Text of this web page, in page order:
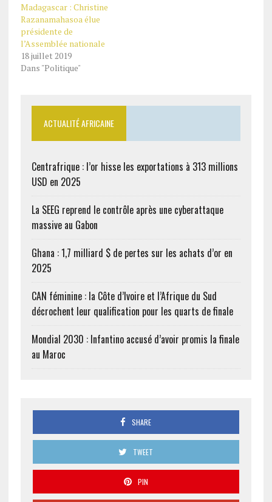
Madagascar : Christine
Razanamahasoa élue
présidente de
l’Assemblée nationale
18 juillet 2019
Dans "Politique"
ACTUALITÉ AFRICAINE
Centrafrique : l’or hisse les exportations à 313 millions
USD en 2025
La SEEG reprend le contrôle après une cyberattaque
massive au Gabon
Ghana : 1,7 milliard $ de pertes sur les achats d’or en
2025
CAN féminine : la Côte d’Ivoire et l’Afrique du Sud
décrochent leur qualification pour les quarts de finale
Mondial 2030 : Infantino accusé d’avoir promis la finale
au Maroc
SHARE
TWEET
PIN